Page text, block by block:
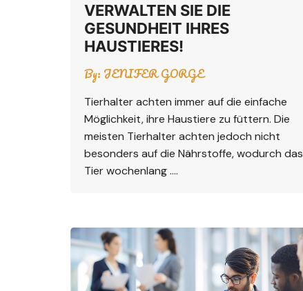
VERWALTEN SIE DIE
GESUNDHEIT IHRES
HAUSTIERES!
By: JENIFER GORGE
Tierhalter achten immer auf die einfache
Möglichkeit, ihre Haustiere zu füttern. Die
meisten Tierhalter achten jedoch nicht
besonders auf die Nährstoffe, wodurch das
Tier wochenlang ….